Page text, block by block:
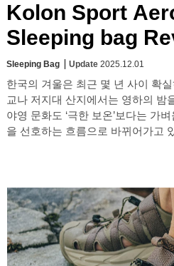
Kolon Sport
Sleeping bag
Sleeping Bag Update 2025.12.01
한국의 겨울은 최근 몇 년 사이 확
교나 저지대 산지에서는 영하의 밤
야영 문화도 ‘극한 보온’보다는 가
을 선호하는 흐름으로 바뀌어가고